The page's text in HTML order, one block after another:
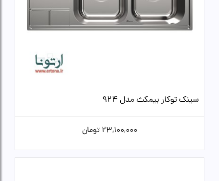
سینک توکار بیمکث مدل 924
23,100,000 تومان